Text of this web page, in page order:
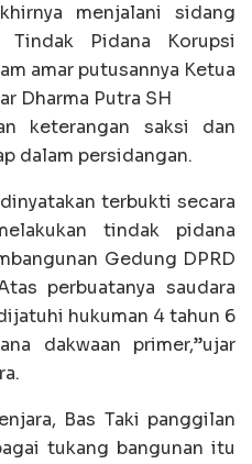
menjalani sidang
Pidana Korupsi
amar putusannya Ketua
Dharma Putra SH
keterangan saksi dan
dalam persidangan.
terbukti secara
tindak pidana
Gedung DPRD
perbuatanya saudara
hukuman 4 tahun 6
dakwaan primer,”ujar
Bas Taki panggilan
tukang bangunan itu